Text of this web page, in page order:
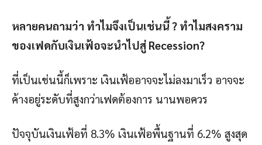
หลายคนถามว่า ทำไมจึงเป็นเช่นนี้? ทำไมสงคราม
ของเฟดกับเงินเฟ้อจะนำไปสู่ Recession?
ที่เป็นเช่นนี้ก็เพราะ เงินเฟ้ออาจจะไม่ลงมาเร็ว อาจจะ
ค้างอยู่ระดับที่สูงกว่าเฟดต้องการ นานพอควร
ปัจจุบันเงินเฟ้อที่ 8.3% เงินเฟ้อพื้นฐานที่ 6.2% สูงสุด